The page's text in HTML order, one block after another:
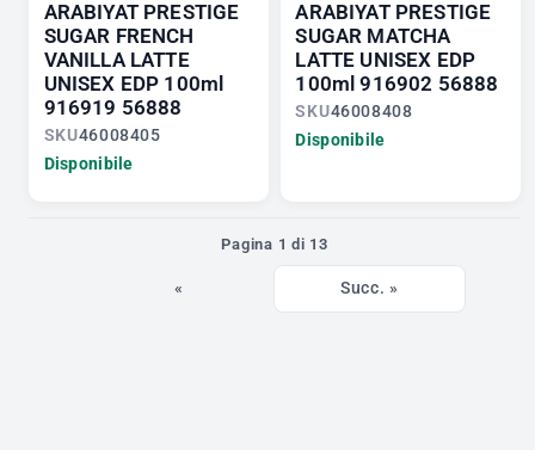
ARABIYAT PRESTIGE
SUGAR FRENCH
VANILLA LATTE
UNISEX EDP 100ml
916919 56888
SKU46008405
Disponibile
ARABIYAT PRESTIGE
SUGAR MATCHA
LATTE UNISEX EDP
100ml 916902 56888
SKU46008408
Disponibile
Pagina 1 di 13
« Succ. »